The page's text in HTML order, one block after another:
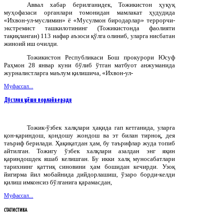
Аввал хабар берилганидек, Тожикистон ҳуқуқ
муҳофазаси органлари томонидан мамлакат ҳудудида
«Ихвон-ул-муслимин» ё «Мусулмон биродарлар» террорчи-
экстремист ташкилотининг (Тожикистонда фаолияти
тақиқланган) 113 нафар аъзоси қўлга олиниб, уларга нисбатан
жиноий иш очилди.
Тожикистон Республикаси Бош прокурори Юсуф
Раҳмон 28 январ куни бўлиб ўтган матбуот анжуманида
журналистларга маълум қилишича, «Ихвон-ул-
Муфассал...
Дўстлик қуёши порлайверади
Тожик-ўзбек халқлари ҳақида гап кетганида, уларга
қон-қариндош, қондошу жондош ва эт билан тирноқ, дея
таъриф берилади. Ҳақиқатдан ҳам, бу таърифлар жуда топиб
айтилган. Тожигу ўзбек халқлари азалдан энг яқин
қариндошдек яшаб келишган. Бу икки халқ муносабатлари
тарихнинг қаттиқ синовини ҳам бошидан кечирди. Узоқ
йигирма йил мобайнида дийдорлашиш, ўзаро борди-келди
қилиш имконсиз бўлганига қарамасдан,
Муфассал...
СТАТИСТИКА